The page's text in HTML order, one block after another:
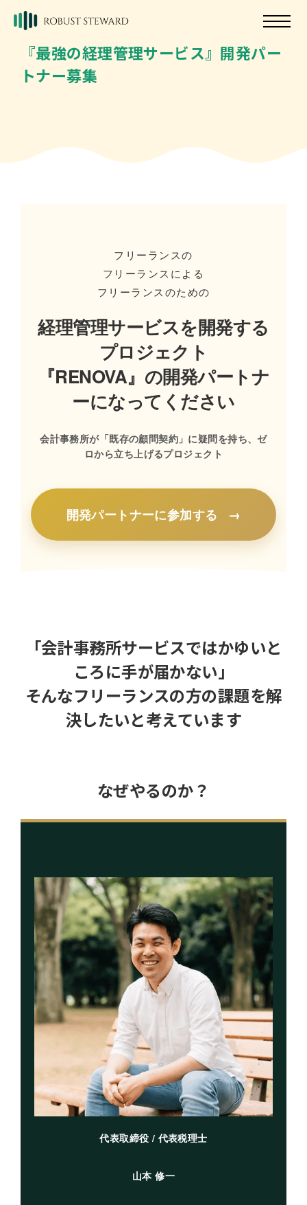
『最強の経理管理サービス』開発パー
トナー募集
フリーランスの
フリーランスによる
フリーランスのための
経理管理サービスを開発する
プロジェクト
『RENOVA』の開発パートナ
ーになってください
会計事務所が「既存の顧問契約」に疑問を持ち、ゼ
ロから立ち上げるプロジェクト
開発パートナーに参加する
「会計事務所サービスではかゆいと
ころに手が届かない」
そんなフリーランスの方の課題を解
決したいと考えています
なぜやるのか？
代表取締役 / 代表税理士
山本 修一